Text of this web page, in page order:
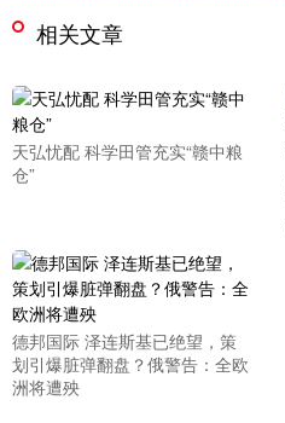
相关文章
天弘忧配 科学田管充实“赣中粮
仓”
德邦国际 泽连斯基已绝望，策
划引爆脏弹翻盘？俄警告：全欧
洲将遭殃